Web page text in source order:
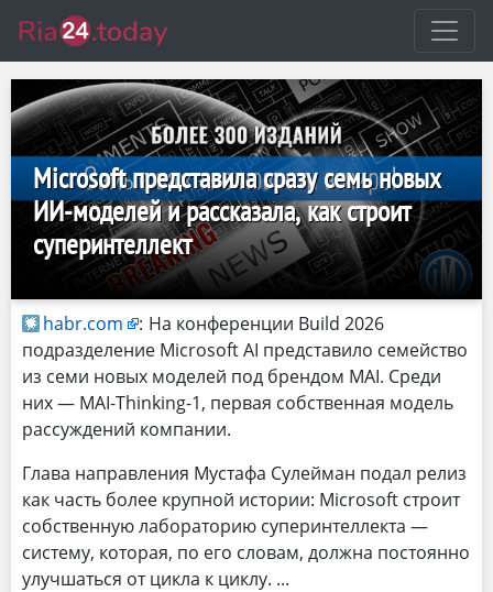
Microsoft представила сразу семь новых
ИИ-моделей и рассказала, как строит
суперинтеллект
habr.com : На конференции Build 2026
подразделение Microsoft AI представило семейство
из семи новых моделей под брендом MAI. Среди
них — MAI-Thinking-1, первая собственная модель
рассуждений компании.
Глава направления Мустафа Сулейман подал релиз
как часть более крупной истории: Microsoft строит
собственную лабораторию суперинтеллекта —
систему, которая, по его словам, должна постоянно
улучшаться от цикла к циклу.